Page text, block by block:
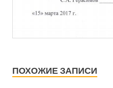
ПОХОЖИЕ ЗАПИСИ